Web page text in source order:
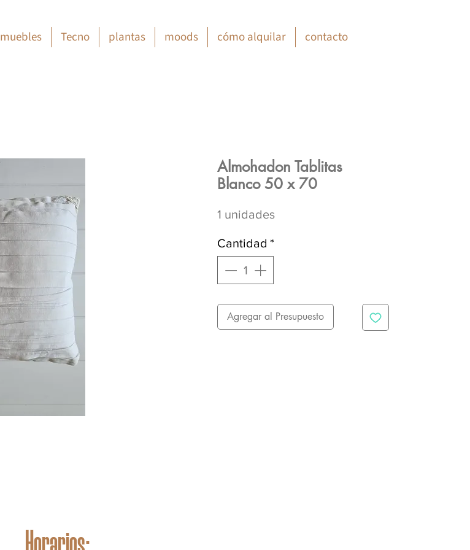
muebles Tecno plantas moods cómo alquilar contacto
Almohadon Tablitas
Blanco 50 x 70
1 unidades
Cantidad *
Agregar al Presupuesto